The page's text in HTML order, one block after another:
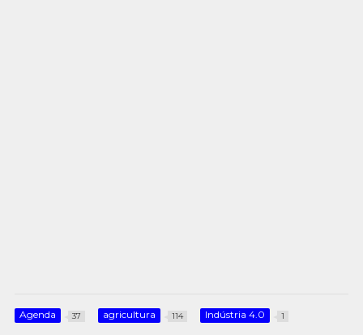
Agenda 37 agricultura 114 Indústria 4.0 1